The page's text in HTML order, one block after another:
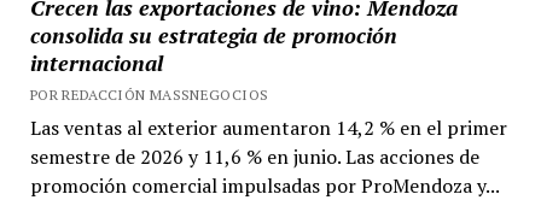
Crecen las exportaciones de vino: Mendoza
consolida su estrategia de promoción
internacional
POR REDACCIÓN MASSNEGOCIOS
Las ventas al exterior aumentaron 14,2 % en el primer
semestre de 2026 y 11,6 % en junio. Las acciones de
promoción comercial impulsadas por ProMendoza y...